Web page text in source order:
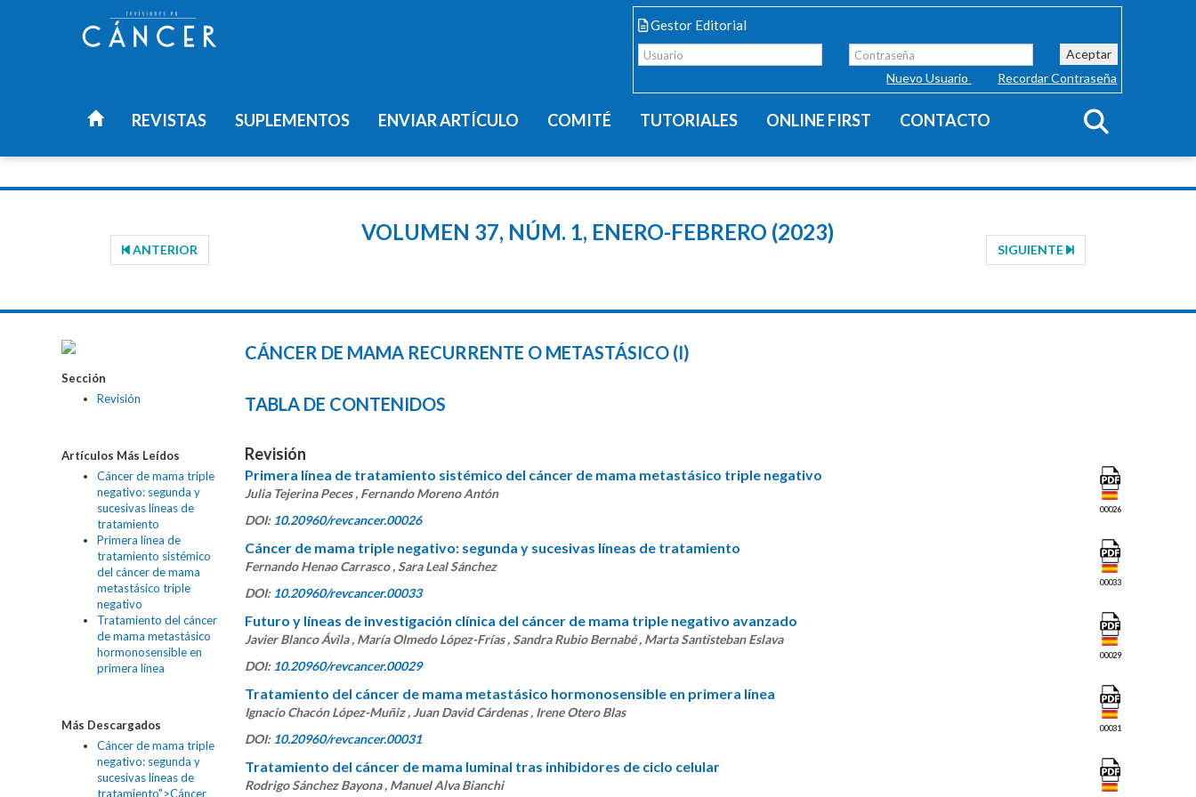
Gestor Editorial
Aceptar
Nuevo Usuario
Recordar Contraseña
REVISTAS SUPLEMENTOS ENVIAR ARTÍCULO COMITÉ TUTORIALES ONLINE FIRST CONTACTO
ANTERIOR
VOLUMEN 37, NÚM. 1, ENERO-FEBRERO (2023)
SIGUIENTE
Sección
Revisión
Artículos Más Leídos
Cáncer de mama triple
negativo: segunda y
sucesivas líneas de
tratamiento
Primera línea de
tratamiento sistémico
del cáncer de mama
metastásico triple
negativo
Tratamiento del cáncer
de mama metastásico
hormonosensible en
primera línea
Más Descargados
Cáncer de mama triple
negativo: segunda y
sucesivas líneas de
tratamiento">Cáncer
CÁNCER DE MAMA RECURRENTE O METASTÁSICO (I)
TABLA DE CONTENIDOS
Revisión
Primera línea de tratamiento sistémico del cáncer de mama metastásico triple negativo
Julia Tejerina Peces , Fernando Moreno Antón
DOI: 10.20960/revcancer.00026
00026
Cáncer de mama triple negativo: segunda y sucesivas líneas de tratamiento
Fernando Henao Carrasco , Sara Leal Sánchez
DOI: 10.20960/revcancer.00033
00033
Futuro y líneas de investigación clínica del cáncer de mama triple negativo avanzado
Javier Blanco Ávila , María Olmedo López-Frías , Sandra Rubio Bernabé , Marta Santisteban Eslava
DOI: 10.20960/revcancer.00029
00029
Tratamiento del cáncer de mama metastásico hormonosensible en primera línea
Ignacio Chacón López-Muñiz , Juan David Cárdenas , Irene Otero Blas
DOI: 10.20960/revcancer.00031
00031
Tratamiento del cáncer de mama luminal tras inhibidores de ciclo celular
Rodrigo Sánchez Bayona , Manuel Alva Bianchi